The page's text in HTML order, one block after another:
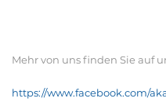
Mehr von uns finden Sie auf
https://www.facebook.com/